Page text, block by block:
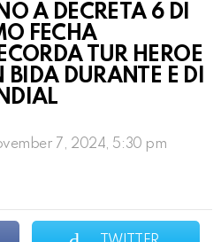
A DECRETA 6 DI
FECHA
TUR HEROE
DURANTE E DI
7, 2024, 5:30 pm